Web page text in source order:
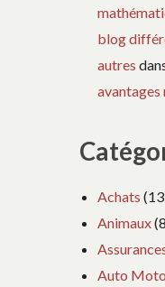
blog
autres
avantages
Achats
Animaux
Auto Moto